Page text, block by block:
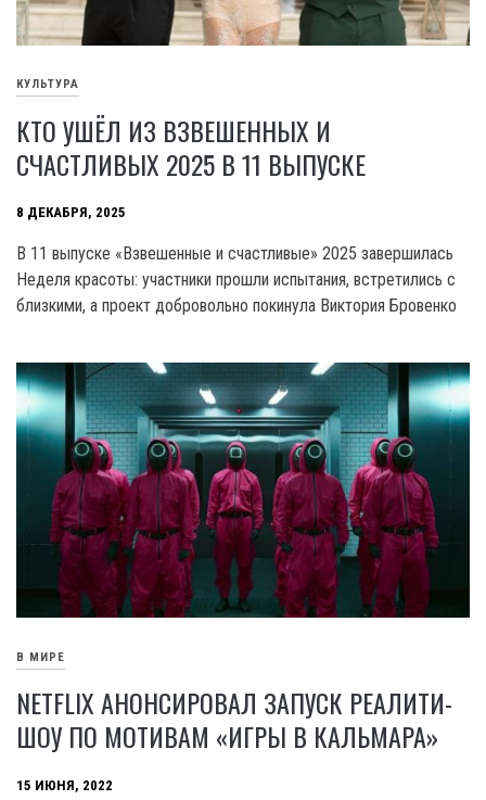
КУЛЬТУРА
КТО УШЁЛ ИЗ ВЗВЕШЕННЫХ И
СЧАСТЛИВЫХ 2025 В 11 ВЫПУСКЕ
8 ДЕКАБРЯ, 2025
В 11 выпуске «Взвешенные и счастливые» 2025 завершилась
Неделя красоты: участники прошли испытания, встретились с
близкими, а проект добровольно покинула Виктория Бровенко
В МИРЕ
NETFLIX АНОНСИРОВАЛ ЗАПУСК РЕАЛИТИ-
ШОУ ПО МОТИВАМ «ИГРЫ В КАЛЬМАРА»
15 ИЮНЯ, 2022